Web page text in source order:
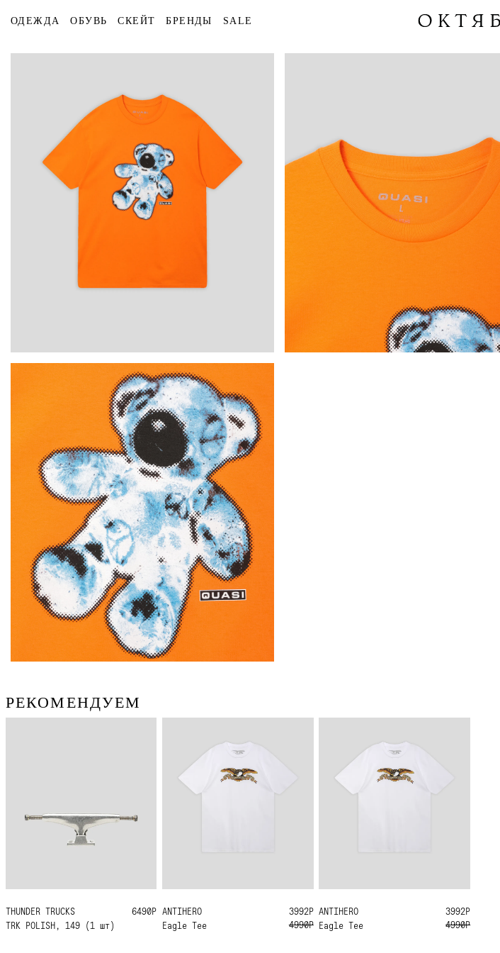
ОДЕЖДА ОБУВЬ СКЕЙТ БРЕНДЫ SALE
РЕКОМЕНДУЕМ
THUNDER TRUCKS
TRK POLISH, 149 (1 шт)
149 6490Р ANTIHERO
Eagle Tee
L XL
3992Р
4990Р
ANTIHERO
Eagle Tee
L XL
3992Р
4990Р